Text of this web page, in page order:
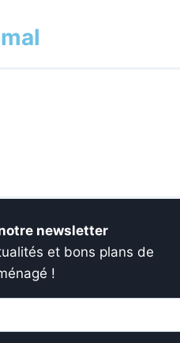
newsletter
et bons plans de
!